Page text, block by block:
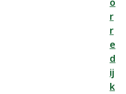
r
r
e
d
ij
k